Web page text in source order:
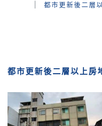
都市更新後二層
都市更新後二層以上房